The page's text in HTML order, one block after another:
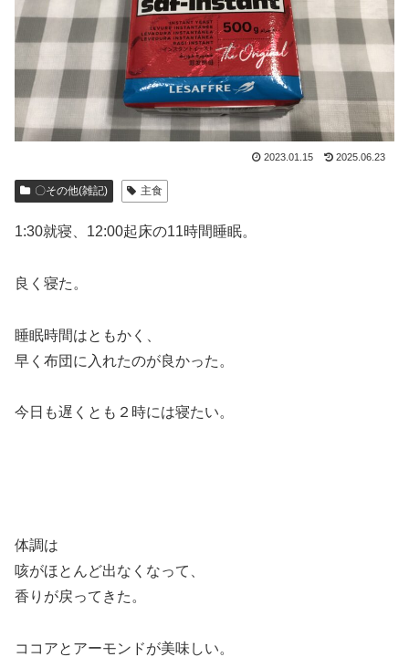
2023.01.15 2025.06.23
〇その他(雑記) 主食
1:30就寝、12:00起床の11時間睡眠。
良く寝た。
睡眠時間はともかく、
早く布団に入れたのが良かった。
今日も遅くとも２時には寝たい。
体調は
咳がほとんど出なくなって、
香りが戻ってきた。
ココアとアーモンドが美味しい。